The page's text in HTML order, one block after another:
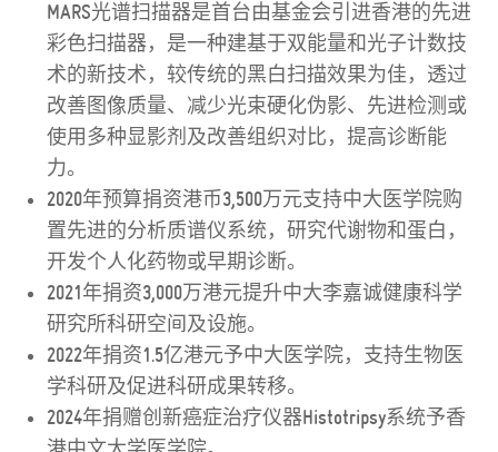
MARS光谱扫描器是首台由基金会引进香港的先进
彩色扫描器，是一种建基于双能量和光子计数技
术的新技术，较传统的黑白扫描效果为佳，透过
改善图像质量、减少光束硬化伪影、先进检测或
使用多种显影剂及改善组织对比，提高诊断能
力。
2020年预算捐资港币3,500万元支持中大医学院购
置先进的分析质谱仪系统，研究代谢物和蛋白，
开发个人化药物或早期诊断。
2021年捐资3,000万港元提升中大李嘉诚健康科学
研究所科研空间及设施。
2022年捐资1.5亿港元予中大医学院，支持生物医
学科研及促进科研成果转移。
2024年捐赠创新癌症治疗仪器Histotripsy系统予香